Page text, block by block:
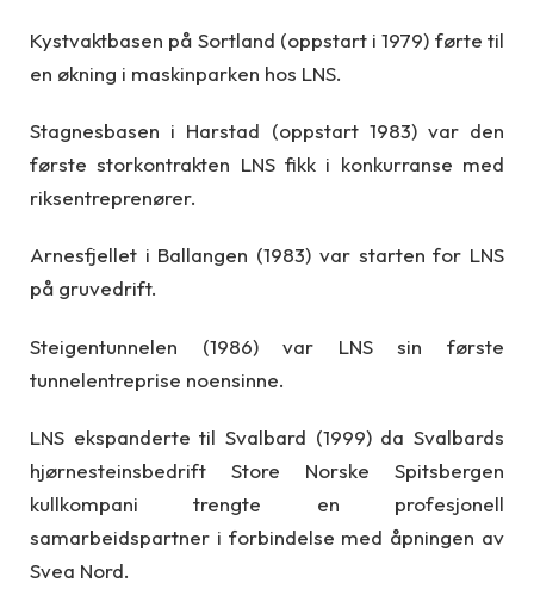
Kystvaktbasen på Sortland (oppstart i 1979) førte til
en økning i maskinparken hos LNS.
Stagnesbasen i Harstad (oppstart 1983) var den
første storkontrakten LNS fikk i konkurranse med
riksentreprenører.
Arnesfjellet i Ballangen (1983) var starten for LNS
på gruvedrift.
Steigentunnelen (1986) var LNS sin første
tunnelentreprise noensinne.
LNS ekspanderte til Svalbard (1999) da Svalbards
hjørnesteinsbedrift Store Norske Spitsbergen
kullkompani trengte en profesjonell
samarbeidspartner i forbindelse med åpningen av
Svea Nord.